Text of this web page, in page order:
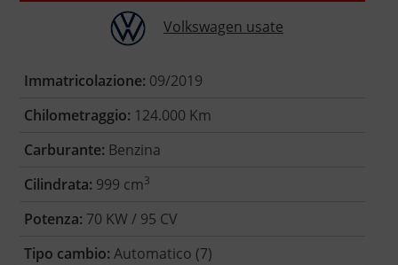
Volkswagen usate
Immatricolazione: 09/2019
Chilometraggio: 124.000 Km
Carburante: Benzina
Cilindrata: 999 cm3
Potenza: 70 KW / 95 CV
Tipo cambio: Automatico (7)